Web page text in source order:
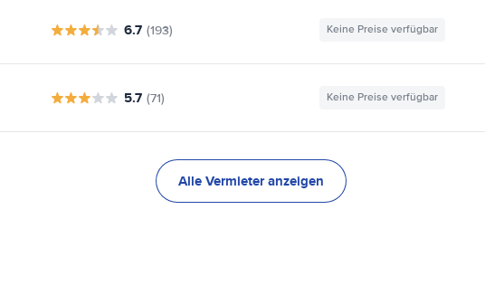
6.7 (193) Keine Preise verfügbar
5.7 (71) Keine Preise verfügbar
Alle Vermieter anzeigen